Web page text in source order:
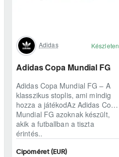
Adidas Készleten
Adidas Copa Mundial FG
Adidas Copa Mundial FG – A
klasszikus stoplis, ami mindig
hozza a játékodAz Adidas Copa
Mundial FG azoknak készült,
akik a futballban a tiszta
érintés..
Cipőméret (EUR)